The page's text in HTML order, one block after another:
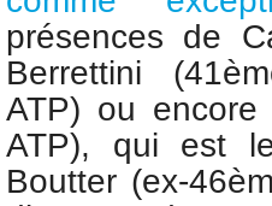
présences de
Berrettini
ATP) ou encore
ATP), qui est
Boutter (ex-